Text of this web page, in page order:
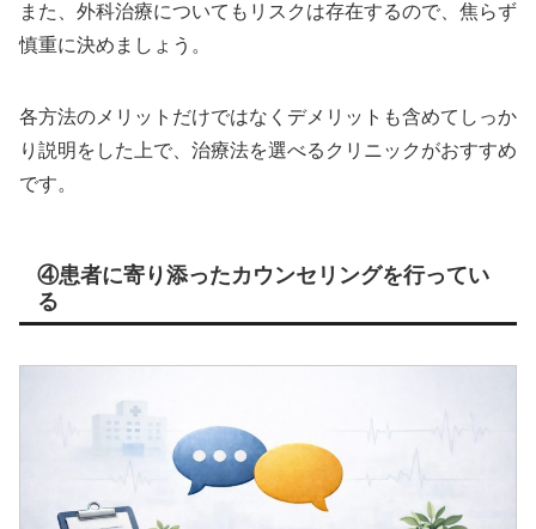
また、外科治療についてもリスクは存在するので、焦らず
慎重に決めましょう。
各方法のメリットだけではなくデメリットも含めてしっか
り説明をした上で、治療法を選べるクリニックがおすすめ
です。
④患者に寄り添ったカウンセリングを行ってい
る